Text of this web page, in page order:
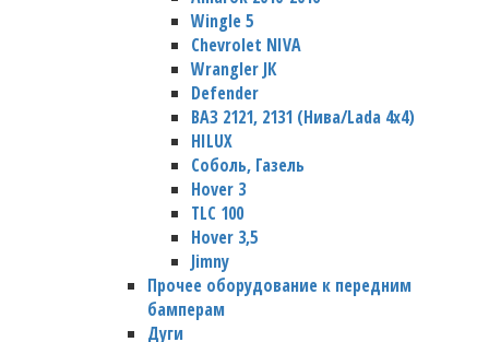
Wingle 5
Chevrolet NIVA
Wrangler JК
Defender
ВАЗ 2121, 2131 (Нива/Lada 4х4)
HILUX
Соболь, Газель
Hover 3
TLC 100
Hover 3,5
Jimny
Прочее оборудование к передним
бамперам
Дуги